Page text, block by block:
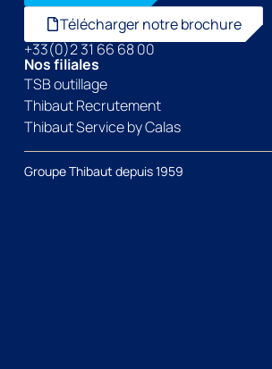
Télécharger notre brochure
+33(0)2 31 66 68 00
Nos filiales
TSB outillage
Thibaut Recrutement
Thibaut Service by Calas
Groupe Thibaut depuis 1959